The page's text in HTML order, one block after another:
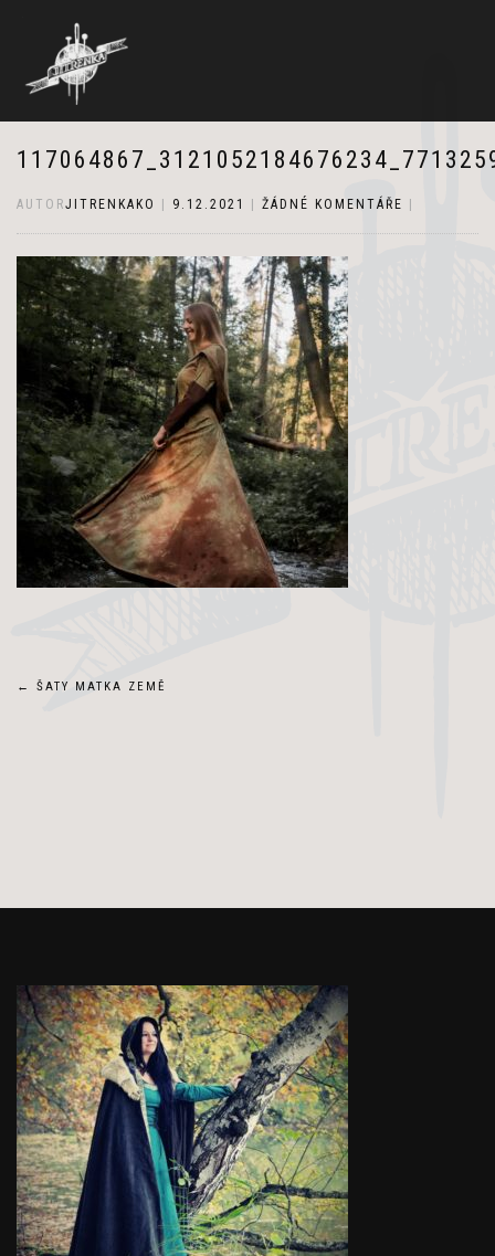
AUTORJITRENKAKO 9.12.2021 ŽÁDNÉ KOMENTÁŘE
Navigace
← ŠATY MATKA ZEMĚ